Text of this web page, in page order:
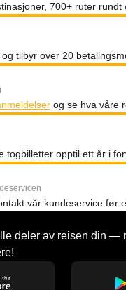
700+ ruter rundt
tilbyr over 20
og se hva våre
togbilletter opptil ett år i
vår kundeservice før
deler av reisen din —